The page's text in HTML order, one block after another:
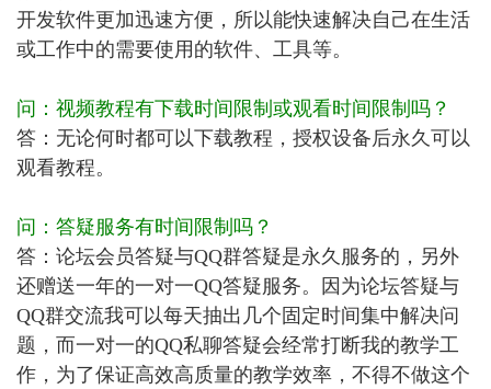
开发软件更加迅速方便，所以能快速解决自己在生活
或工作中的需要使用的软件、工具等。
问：视频教程有下载时间限制或观看时间限制吗？
答：无论何时都可以下载教程，授权设备后永久可以
观看教程。
问：答疑服务有时间限制吗？
答：论坛会员答疑与QQ群答疑是永久服务的，另外
还赠送一年的一对一QQ答疑服务。因为论坛答疑与
QQ群交流我可以每天抽出几个固定时间集中解决问
题，而一对一的QQ私聊答疑会经常打断我的教学工
作，为了保证高效高质量的教学效率，不得不做这个